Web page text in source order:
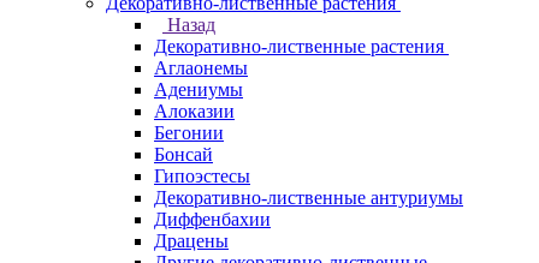
Назад
Декоративно-лиственные растения
Аглаонемы
Адениумы
Алоказии
Бегонии
Бонсай
Гипоэстесы
Декоративно-лиственные антуриумы
Диффенбахии
Драцены